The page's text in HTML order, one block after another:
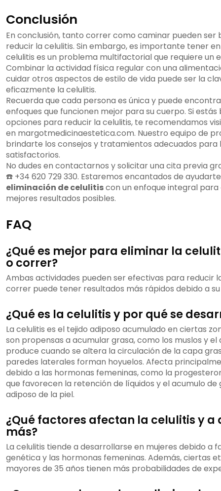
Conclusión
En conclusión, tanto correr como caminar pueden ser
reducir la celulitis. Sin embargo, es importante tener
celulitis es un problema multifactorial que requiere un
Combinar la actividad física regular con una
cuidar otros aspectos de estilo de vida puede ser la
eficazmente la celulitis.
Recuerda que cada persona es única y puede
enfoques que funcionen mejor para su cuerpo. Si estás
opciones para reducir la celulitis, te recomendamos
en margotmedicinaestetica.com. Nuestro equipo de
brindarte los consejos y tratamientos adecuados para
satisfactorios.
No dudes en contactarnos y solicitar una cita previa
☎️ +34 620 729 330. Estaremos encantados de
eliminación de celulitiscon un enfoque integral para
mejores resultados posibles.
FAQ
¿Qué es mejor para eliminar la
o correr?
Ambas actividades pueden ser efectivas para reducir
correr puede tener resultados más rápidos debido a
¿Qué es la celulitis y por qué se
La celulitis es el tejido adiposo acumulado en ciertas
son propensas a acumular grasa, como los muslos y el
produce cuando se altera la circulación de la capa
paredes laterales forman hoyuelos. Afecta
debido a las hormonas femeninas, como la
que favorecen la retención de líquidos y el acumulo de
adiposo de la piel.
¿Qué factores afectan la celulitis y a
más?
La celulitis tiende a desarrollarse en mujeres debido a
genética y las hormonas femeninas. Además, ciertas
mayores de 35 años tienen más probabilidades de